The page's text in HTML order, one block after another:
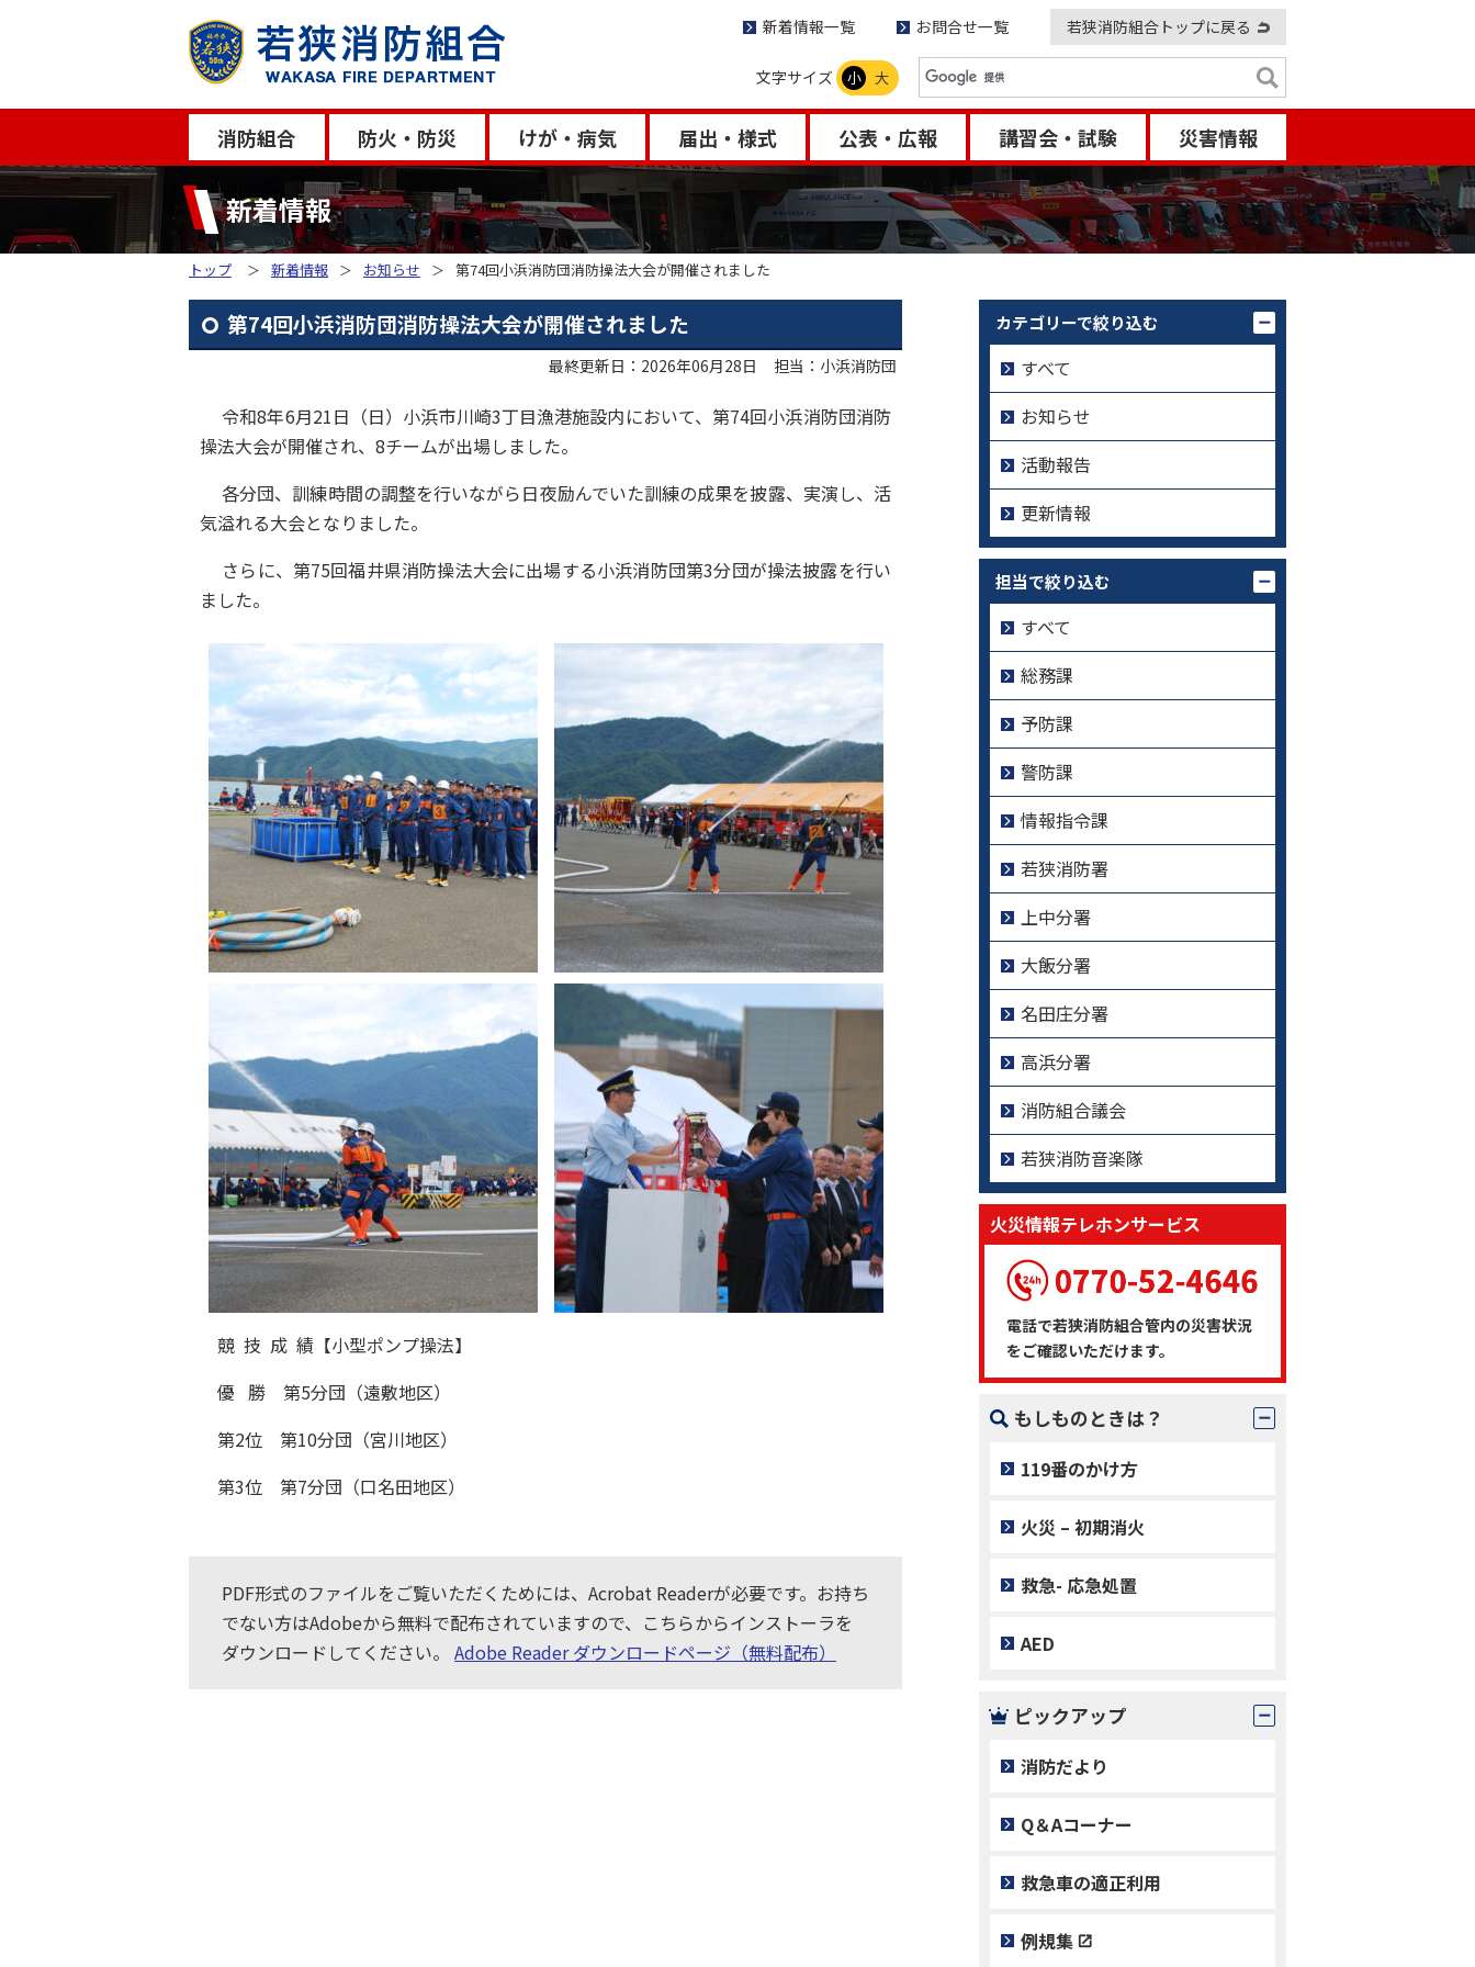
新着情報一覧 お問合せ一覧 若狭消防組合トップに戻る
文字サイズ 小 大
消防組合 防火・防災 けが・病気 届出・様式 公表・広報 講習会・試験 災害情報
新着情報
トップ 新着情報 お知らせ 第74回小浜消防団消防操法大会が開催されました
第74回小浜消防団消防操法大会が開催されました
最終更新日：2026年06月28日 担当：小浜消防団
令和8年6月21日（日）小浜市川崎3丁目漁港施設内において、第74回小浜消防団消防
操法大会が開催され、8チームが出場しました。
各分団、訓練時間の調整を行いながら日夜励んでいた訓練の成果を披露、実演し、活
気溢れる大会となりました。
さらに、第75回福井県消防操法大会に出場する小浜消防団第3分団が操法披露を行い
ました。
競 技 成 績【小型ポンプ操法】
優 勝 第5分団（遠敷地区）
第2位 第10分団（宮川地区）
第3位 第7分団（口名田地区）
PDF形式のファイルをご覧いただくためには、Acrobat Readerが必要です。お持ち
でない方はAdobeから無料で配布されていますので、こちらからインストーラを
ダウンロードしてください。 Adobe Reader ダウンロードページ（無料配布）
カテゴリーで絞り込む
すべて
お知らせ
活動報告
更新情報
担当で絞り込む
すべて
総務課
予防課
警防課
情報指令課
若狭消防署
上中分署
大飯分署
名田庄分署
高浜分署
消防組合議会
若狭消防音楽隊
火災情報テレホンサービス
電話で若狭消防組合管内の災害状況
をご確認いただけます。
もしものときは？
119番のかけ方
火災 – 初期消火
救急- 応急処置
AED
ピックアップ
消防だより
Q＆Aコーナー
救急車の適正利用
例規集